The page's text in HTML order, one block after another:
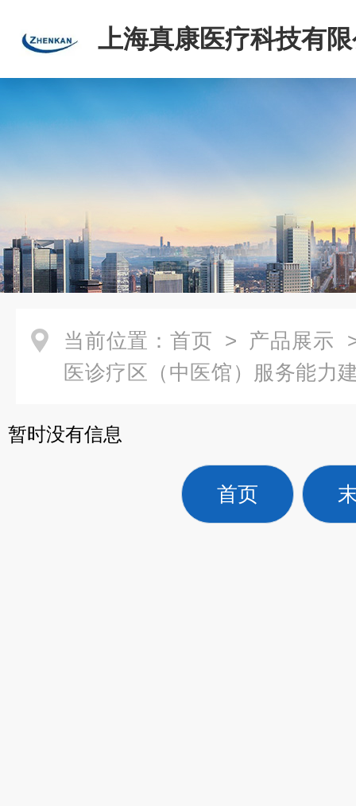
上海真康医疗科技有
当前位置： 首页 > 产品展示
医诊疗区（中医馆）服务能力
暂时没有信息
首页